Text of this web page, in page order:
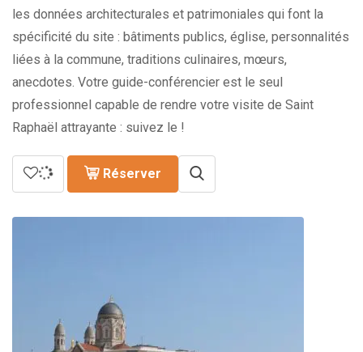
les données architecturales et patrimoniales qui font la
spécificité du site : bâtiments publics, église, personnalités
liées à la commune, traditions culinaires, mœurs,
anecdotes. Votre guide-conférencier est le seul
professionnel capable de rendre votre visite de Saint
Raphaël attrayante : suivez le !
Réserver